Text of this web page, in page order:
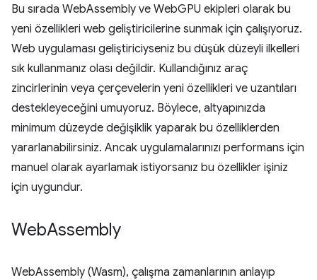
Bu sırada WebAssembly ve WebGPU ekipleri olarak bu
yeni özellikleri web geliştiricilerine sunmak için çalışıyoruz.
Web uygulaması geliştiriciyseniz bu düşük düzeyli ilkelleri
sık kullanmanız olası değildir. Kullandığınız araç
zincirlerinin veya çerçevelerin yeni özellikleri ve uzantıları
destekleyeceğini umuyoruz. Böylece, altyapınızda
minimum düzeyde değişiklik yaparak bu özelliklerden
yararlanabilirsiniz. Ancak uygulamalarınızı performans için
manuel olarak ayarlamak istiyorsanız bu özellikler işiniz
için uygundur.
WebAssembly
WebAssembly (Wasm), çalışma zamanlarının anlayıp